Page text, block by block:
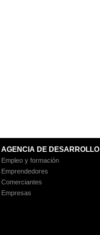
AGENCIA DE DESARROLLO
Empleo y formación
Emprendedores
Comerciantes
Empresas